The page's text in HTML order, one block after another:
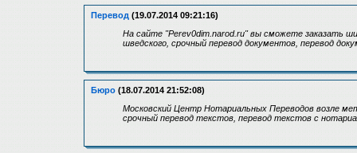
Перевод (19.07.2014 09:21:16)
На сайте "Perev0dim.narod.ru" вы сможете заказать
шведского, срочный перевод документов, перевод
Бюро (18.07.2014 21:52:08)
Московский Центр Нотариальных Переводов возле
срочный перевод текстов, перевод текстов с